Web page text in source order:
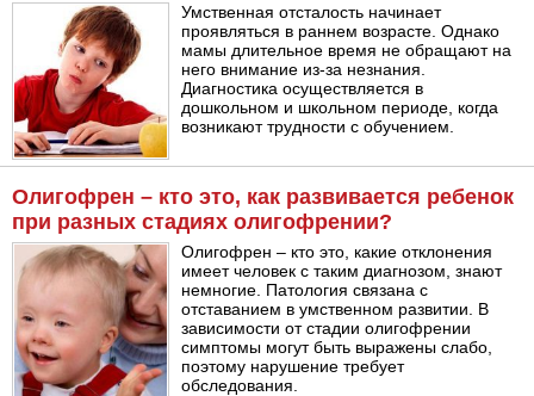
Умственная отсталость начинает
проявляться в раннем возрасте. Однако
мамы длительное время не обращают на
него внимание из-за незнания.
Диагностика осуществляется в
дошкольном и школьном периоде, когда
возникают трудности с обучением.
Олигофрен – кто это, как развивается ребенок
при разных стадиях олигофрении?
Олигофрен – кто это, какие отклонения
имеет человек с таким диагнозом, знают
немногие. Патология связана с
отставанием в умственном развитии. В
зависимости от стадии олигофрении
симптомы могут быть выражены слабо,
поэтому нарушение требует
обследования.